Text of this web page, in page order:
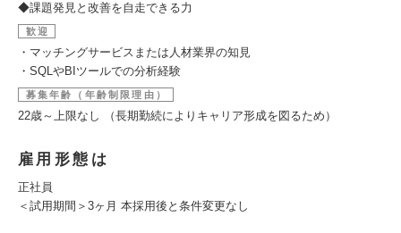
◆課題発見と改善を自走できる力
歓迎
・マッチングサービスまたは人材業界の知見
・SQLやBIツールでの分析経験
募集年齢（年齢制限理由）
22歳～上限なし （長期勤続によりキャリア形成を図るため）
雇用形態は
正社員
＜試用期間＞3ヶ月 本採用後と条件変更なし